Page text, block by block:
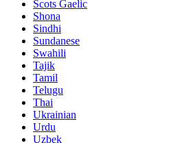
Scots Gaelic
Shona
Sindhi
Sundanese
Swahili
Tajik
Tamil
Telugu
Thai
Ukrainian
Urdu
Uzbek